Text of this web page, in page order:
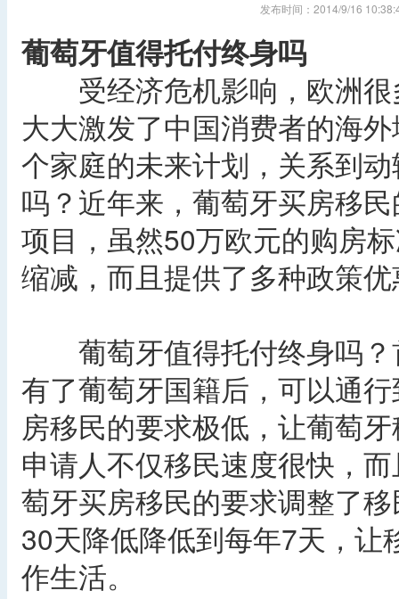
发布时间：2014/9/16
葡萄牙值得托付终身吗
受经济危机影响，欧洲很
大大激发了中国消费者的海
个家庭的未来计划，关系到
吗？近年来，葡萄牙买房移
项目，虽然50万欧元的购房
缩减，而且提供了多种政策
葡萄牙值得托付终身吗？
有了葡萄牙国籍后，可以通
房移民的要求极低，让葡萄
申请人不仅移民速度很快，
萄牙买房移民的要求调整了
30天降低降低到每年7天，
作生活。